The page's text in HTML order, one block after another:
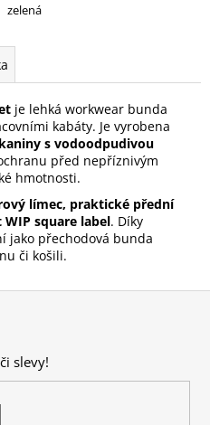
zelená
je lehká workwear bunda
kabáty. Je vyrobena
s vodoodpudivou
před nepříznivým
hmotnosti.
límec, praktické přední
square label. Díky
jako přechodová bunda
či košili.
slevy!